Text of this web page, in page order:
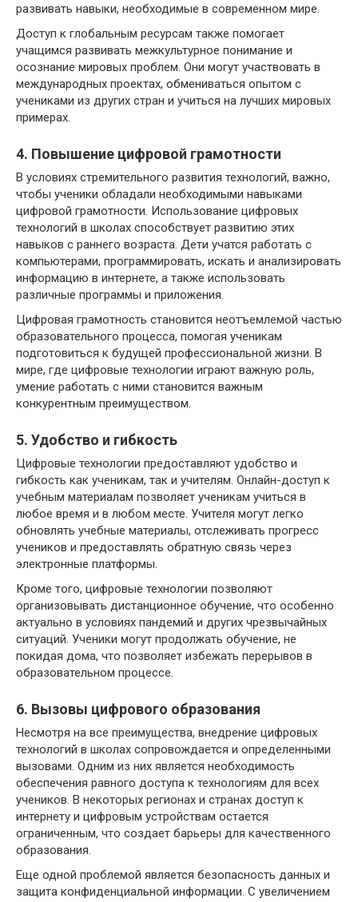
развивать навыки, необходимые в современном мире.
Доступ к глобальным ресурсам также помогает
учащимся развивать межкультурное понимание и
осознание мировых проблем. Они могут участвовать в
международных проектах, обмениваться опытом с
учениками из других стран и учиться на лучших мировых
примерах.
4. Повышение цифровой грамотности
В условиях стремительного развития технологий, важно,
чтобы ученики обладали необходимыми навыками
цифровой грамотности. Использование цифровых
технологий в школах способствует развитию этих
навыков с раннего возраста. Дети учатся работать с
компьютерами, программировать, искать и анализировать
информацию в интернете, а также использовать
различные программы и приложения.
Цифровая грамотность становится неотъемлемой частью
образовательного процесса, помогая ученикам
подготовиться к будущей профессиональной жизни. В
мире, где цифровые технологии играют важную роль,
умение работать с ними становится важным
конкурентным преимуществом.
5. Удобство и гибкость
Цифровые технологии предоставляют удобство и
гибкость как ученикам, так и учителям. Онлайн-доступ к
учебным материалам позволяет ученикам учиться в
любое время и в любом месте. Учителя могут легко
обновлять учебные материалы, отслеживать прогресс
учеников и предоставлять обратную связь через
электронные платформы.
Кроме того, цифровые технологии позволяют
организовывать дистанционное обучение, что особенно
актуально в условиях пандемий и других чрезвычайных
ситуаций. Ученики могут продолжать обучение, не
покидая дома, что позволяет избежать перерывов в
образовательном процессе.
6. Вызовы цифрового образования
Несмотря на все преимущества, внедрение цифровых
технологий в школах сопровождается и определенными
вызовами. Одним из них является необходимость
обеспечения равного доступа к технологиям для всех
учеников. В некоторых регионах и странах доступ к
интернету и цифровым устройствам остается
ограниченным, что создает барьеры для качественного
образования.
Еще одной проблемой является безопасность данных и
защита конфиденциальной информации. С увеличением